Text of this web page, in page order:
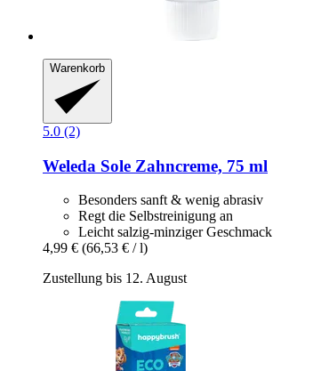
Warenkorb
5.0 (2)
Weleda Sole Zahncreme, 75 ml
Besonders sanft & wenig abrasiv
Regt die Selbstreinigung an
Leicht salzig-minziger Geschmack
4,99 € (66,53 € / l)
Zustellung bis 12. August